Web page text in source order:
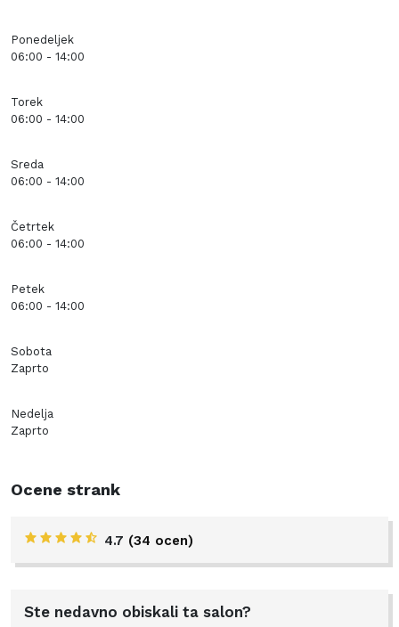
Ponedeljek
06:00 - 14:00
Torek
06:00 - 14:00
Sreda
06:00 - 14:00
Četrtek
06:00 - 14:00
Petek
06:00 - 14:00
Sobota
Zaprto
Nedelja
Zaprto
Ocene strank
4.7 (34 ocen)
Ste nedavno obiskali ta salon?